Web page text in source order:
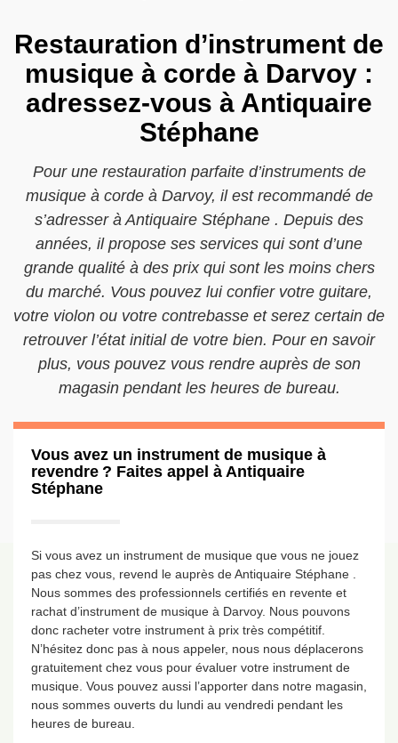
Restauration d’instrument de
musique à corde à Darvoy :
adressez-vous à Antiquaire
Stéphane
Pour une restauration parfaite d’instruments de
musique à corde à Darvoy, il est recommandé de
s’adresser à Antiquaire Stéphane . Depuis des
années, il propose ses services qui sont d’une
grande qualité à des prix qui sont les moins chers
du marché. Vous pouvez lui confier votre guitare,
votre violon ou votre contrebasse et serez certain de
retrouver l’état initial de votre bien. Pour en savoir
plus, vous pouvez vous rendre auprès de son
magasin pendant les heures de bureau.
Vous avez un instrument de musique à
revendre ? Faites appel à Antiquaire
Stéphane
Si vous avez un instrument de musique que vous ne jouez
pas chez vous, revend le auprès de Antiquaire Stéphane .
Nous sommes des professionnels certifiés en revente et
rachat d’instrument de musique à Darvoy. Nous pouvons
donc racheter votre instrument à prix très compétitif.
N’hésitez donc pas à nous appeler, nous nous déplacerons
gratuitement chez vous pour évaluer votre instrument de
musique. Vous pouvez aussi l’apporter dans notre magasin,
nous sommes ouverts du lundi au vendredi pendant les
heures de bureau.